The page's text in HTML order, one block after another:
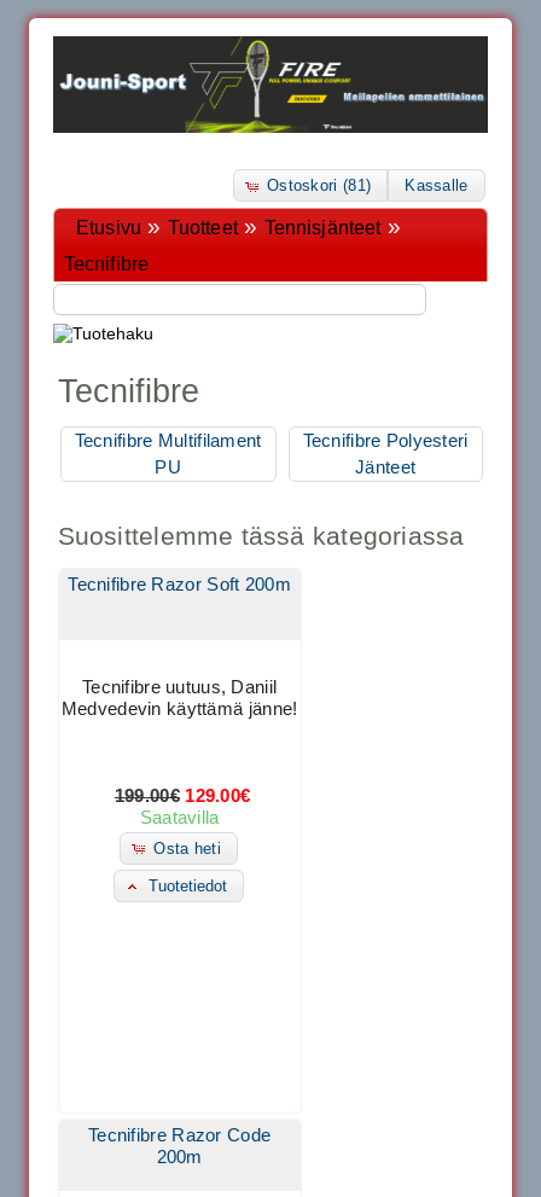
Ostoskori (81) Kassalle
Etusivu » Tuotteet» Tennisjänteet»
Tecnifibre
Tecnifibre
Tecnifibre Multifilament
PU
Tecnifibre Polyesteri
Jänteet
Suosittelemme tässä kategoriassa
Tecnifibre Razor Soft 200m
Tecnifibre uutuus, Daniil
Medvedevin käyttämä jänne!
199.00€ 129.00€
Saatavilla
Osta heti
Tuotetiedot
Tecnifibre Razor Code
200m